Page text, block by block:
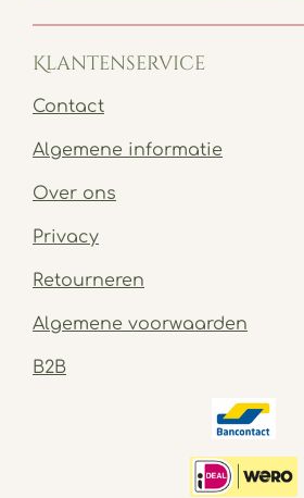
Klantenservice
Contact
Algemene informatie
Over ons
Privacy
Retourneren
Algemene voorwaarden
B2B